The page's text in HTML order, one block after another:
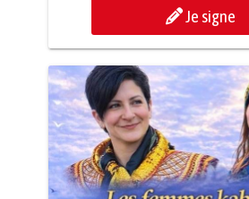
Je signe